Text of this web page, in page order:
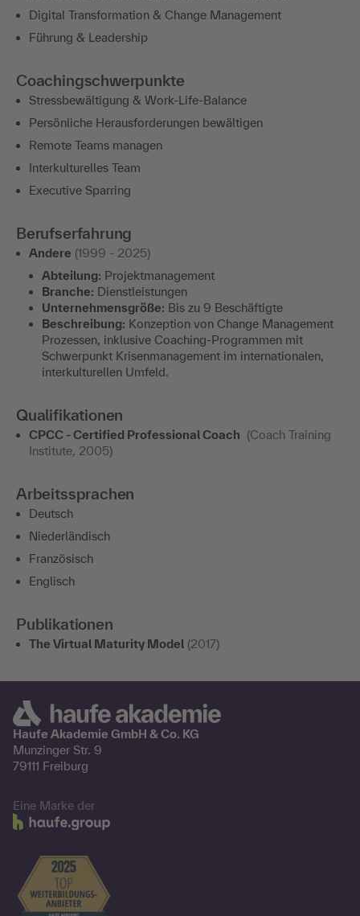
Digital Transformation & Change Management
Führung & Leadership
Coachingschwerpunkte
Stressbewältigung & Work-Life-Balance
Persönliche Herausforderungen bewältigen
Remote Teams managen
Interkulturelles Team
Executive Sparring
Berufserfahrung
Andere (1999 - 2025)
Abteilung: Projektmanagement
Branche: Dienstleistungen
Unternehmensgröße: Bis zu 9 Beschäftigte
Beschreibung: Konzeption von Change Management
Prozessen, inklusive Coaching-Programmen mit
Schwerpunkt Krisenmanagement im internationalen,
interkulturellen Umfeld.
Qualifikationen
CPCC - Certified Professional Coach (Coach Training
Institute, 2005)
Arbeitssprachen
Deutsch
Niederländisch
Französisch
Englisch
Publikationen
The Virtual Maturity Model (2017)
Haufe Akademie GmbH & Co. KG
Munzinger Str. 9
79111 Freiburg
Eine Marke der